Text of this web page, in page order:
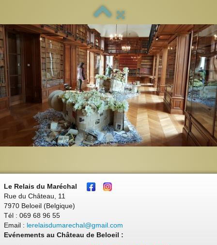
Le Relais du Maréchal
Rue du Château, 11
7970 Beloeil (Belgique)
Tél : 069 68 96 55
Email : lerelaisdumarechal@gmail.com
Evénements au Château de Beloeil :